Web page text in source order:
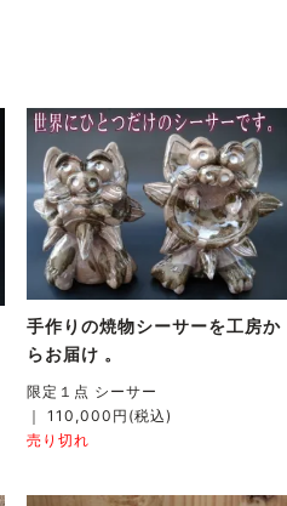
手作りの焼物シーサーを工房か
らお届け 。
限定１点 シーサー
｜ 110,000円(税込)
売り切れ